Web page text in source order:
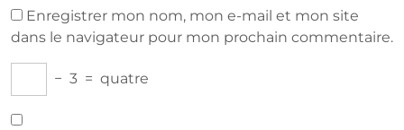
Enregistrer mon nom, mon e-mail et mon site
dans le navigateur pour mon prochain commentaire.
− 3 = quatre